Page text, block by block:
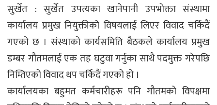
सुर्खेत : सुर्खेत उपत्यका खानेपानी उपभोक्ता संस्थामा
कार्यालय प्रमुख नियुक्तीको विषयलाई लिएर विवाद चर्किदैं
गएको छ । संस्थाको कार्यसमिति बैठकले कार्यालय प्रमुख
डम्बर गौतमलाई एक तह घटुवा गर्नुका साथै पदमुक्त गरेपछि
निम्तिएको विवाद थप चर्किदैं गएको हो ।
कार्यालयका बहुमत कर्मचारीहरू पनि गौतमको विपक्षमा